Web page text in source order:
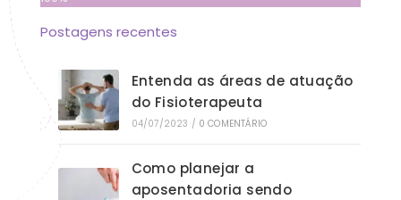
Postagens recentes
Entenda as áreas de atuação
do Fisioterapeuta
04/07/2023 / 0 COMENTÁRIO
Como planejar a
aposentadoria sendo